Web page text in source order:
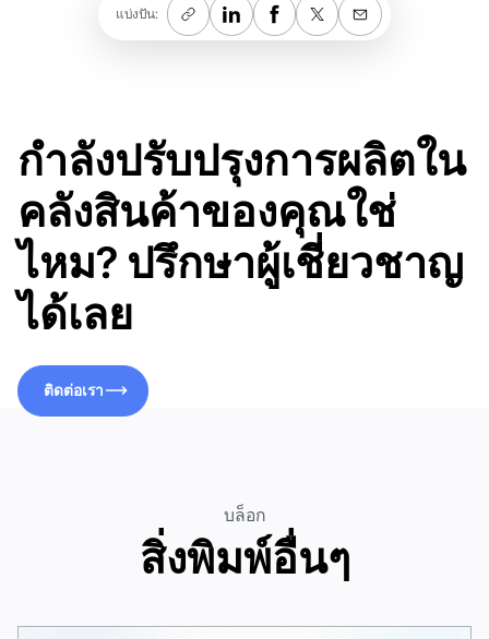
แบ่งปัน:
กำลังปรับปรุงการผลิตใน
คลังสินค้าของคุณใช่
ไหม? ปรึกษาผู้เชี่ยวชาญ
ได้เลย
ติดต่อเรา
บล็อก
สิ่งพิมพ์อื่นๆ